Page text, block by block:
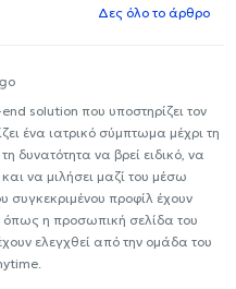
Δες όλο το άρθρο
solution που υποστηρίζει τον
ένα ιατρικό σύμπτωμα μέχρι τη
δυνατότητα να βρεί ειδικό, να
να μιλήσει μαζί του μέσω
συγκεκριμένου προφίλ έχουν
όπως η προσωπική σελίδα του
ελεγχθεί από την ομάδα του